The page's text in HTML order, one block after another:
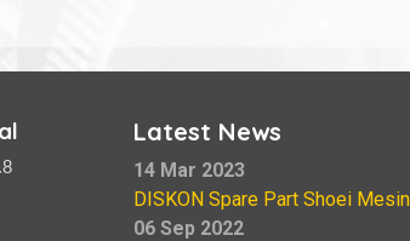
Latest News
14 Mar 2023
DISKON Spare Part Shoei
06 Sep 2022